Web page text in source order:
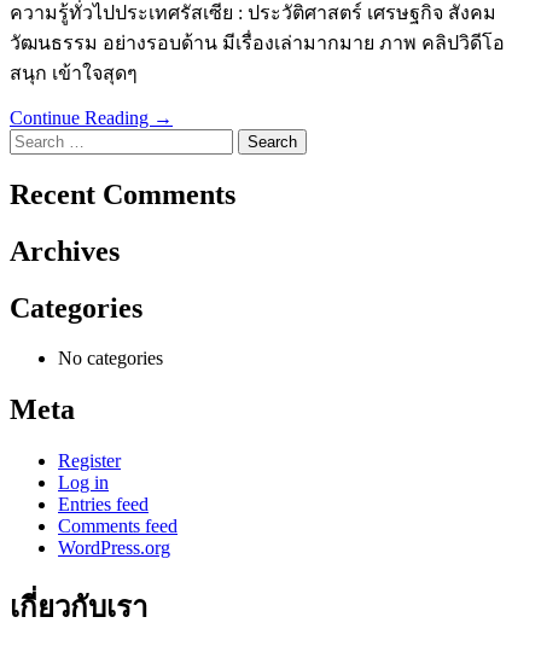
ความรู้ทั่วไปประเทศรัสเซีย : ประวัติศาสตร์ เศรษฐกิจ สังคม
วัฒนธรรม อย่างรอบด้าน มีเรื่องเล่ามากมาย ภาพ คลิปวิดีโอ
สนุก เข้าใจสุดๆ
Continue Reading →
Search
for:
Recent Comments
Archives
Categories
No categories
Meta
Register
Log in
Entries feed
Comments feed
WordPress.org
เกี่ยวกับเรา